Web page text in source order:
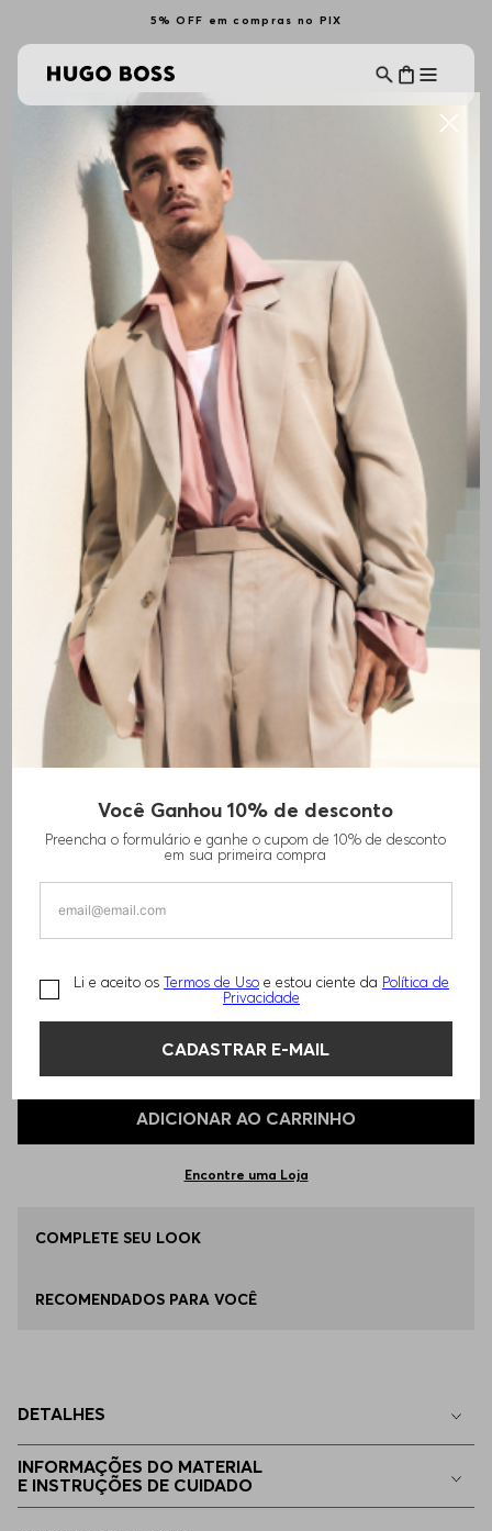
5% OFF em compras no PIX
Você Ganhou 10% de desconto
Preencha o formulário e ganhe o cupom de 10% de desconto
em sua primeira compra
Li e aceito os Termos de Uso e estou ciente da Política de
Privacidade
CADASTRAR E-MAIL
TÊNIS TTNM EVO COM JACQUARD DE
TAMANHO -42 Informações do Tamanho
Qual o seu Tamanho? Tabela de Tamanhos
43
Todos os nossos calçados estão no padrão Europeu, verifique a
tabela de medidas.
ADICIONAR AO CARRINHO
Encontre uma Loja
COMPLETE SEU LOOK
RECOMENDADOS PARA VOCÊ
DETALHES
INFORMAÇÕES DO MATERIAL
E INSTRUÇÕES DE CUIDADO